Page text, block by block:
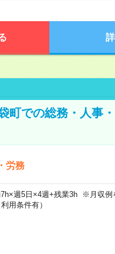
町での総務・人事
労務
週5日×4週+残業3h ※月収例
用条件有）